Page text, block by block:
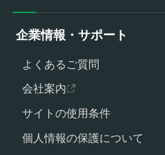
企業情報・サポート
よくあるご質問
会社案内
サイトの使用条件
個人情報の保護について